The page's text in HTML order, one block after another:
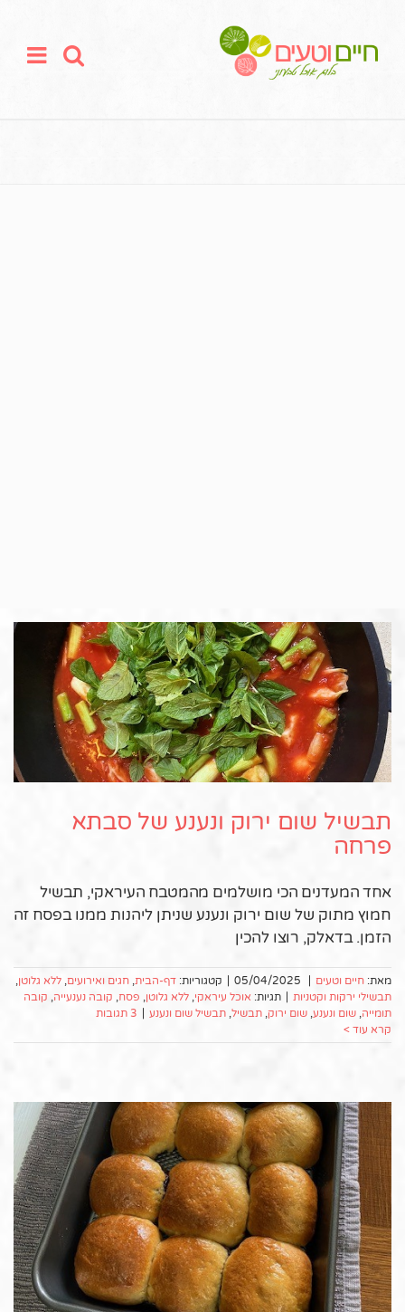
תבשיל שום ירוק ונענע של סבתא
פרחה
אחד המעדנים הכי מושלמים מהמטבח העיראקי, תבשיל
חמוץ מתוק של שום ירוק ונענע שניתן ליהנות ממנו בפסח זה
הזמן. בדאלק, רוצו להכין
מאת: חיים וטעים 05/04/2025 קטגוריות: דף-הבית, חגים ואירועים, ללא גלוטן,
תבשילי ירקות וקטניות
תגיות: אוכל עיראקי, ללא גלוטן, פסח, קובה נענעייה, קובה
תומייה, שום ונענע, שום ירוק, תבשיל, תבשיל שום ונענע
3 תגובות
קרא עוד >